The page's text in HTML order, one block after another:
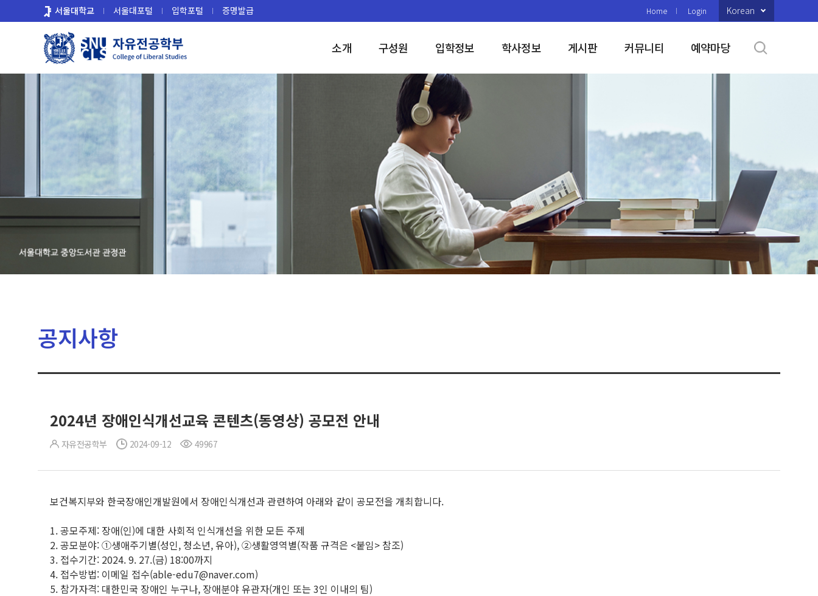
로
서울대학교 서울대포털 입학포털 증명발급 Home Login Korean
소개 구성원 입학정보 학사정보 게시판 커뮤니티 예약마당
공지사항
2024년 장애인식개선교육 콘텐츠(동영상) 공모전 안내
자유전공학부 2024-09-12 49967
보건복지부와 한국장애인개발원에서 장애인식개선과 관련하여 아래와 같이 공모전을 개최합니다.
1. 공모주제: 장애(인)에 대한 사회적 인식개선을 위한 모든 주제
2. 공모분야: ①생애주기별(성인, 청소년, 유아), ②생활영역별(작품 규격은 <붙임> 참조)
3. 접수기간: 2024. 9. 27.(금) 18:00까지
4. 접수방법: 이메일 접수(able-edu7@naver.com)
5. 참가자격: 대한민국 장애인 누구나, 장애분야 유관자(개인 또는 3인 이내의 팀)